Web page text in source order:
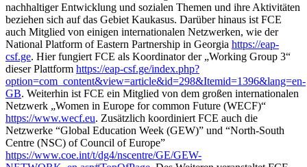
nachhaltiger Entwicklung und sozialen Themen und ihre Aktivitäten
beziehen sich auf das Gebiet Kaukasus. Darüber hinaus ist FCE
auch Mitglied von einigen internationalen Netzwerken, wie der
National Platform of Eastern Partnership in Georgia https://eap-
csf.ge. Hier fungiert FCE als Koordinator der „Working Group 3“
dieser Plattform https://eap-csf.ge/index.php?
option=com_content&view=article&id=298&Itemid=1396&lang=en-
GB. Weiterhin ist FCE ein Mitglied von dem großen internationalen
Netzwerk „Women in Europe for common Future (WECF)“
https://www.wecf.eu. Zusätzlich koordiniert FCE auch die
Netzwerke “Global Education Week (GEW)” und “North-South
Centre (NSC) of Council of Europe”
https://www.coe.int/t/dg4/nscentre/GE/GEW-